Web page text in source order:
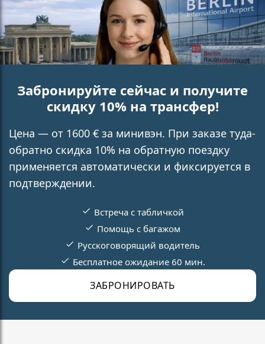
Забронируйте сейчас и получите
скидку 10% на трансфер!
Цена — от 1600 € за минивэн. При заказе туда-
обратно скидка 10% на обратную поездку
применяется автоматически и фиксируется в
подтверждении.
ЗАБРОНИРОВАТЬ
Встреча с табличкой
Помощь с багажом
Русскоговорящий водитель
Бесплатное ожидание 60 мин.